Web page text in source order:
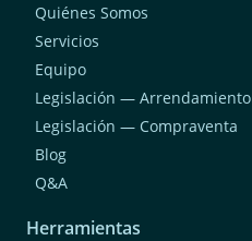
Quiénes Somos
Servicios
Equipo
Legislación — Arrendamiento
Legislación — Compraventa
Blog
Q&A
Herramientas